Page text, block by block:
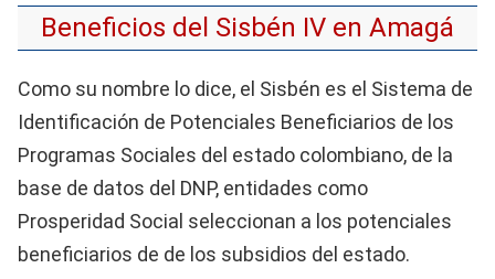
Beneficios del Sisbén IV en Amagá
Como su nombre lo dice, el Sisbén es el Sistema de
Identificación de Potenciales Beneficiarios de los
Programas Sociales del estado colombiano, de la
base de datos del DNP, entidades como
Prosperidad Social seleccionan a los potenciales
beneficiarios de de los subsidios del estado.